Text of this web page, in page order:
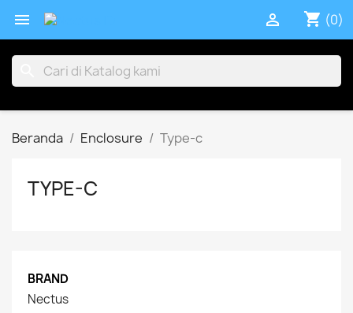
 shopping_cart (0)

Beranda Enclosure Type-c
TYPE-C
BRAND
Nectus